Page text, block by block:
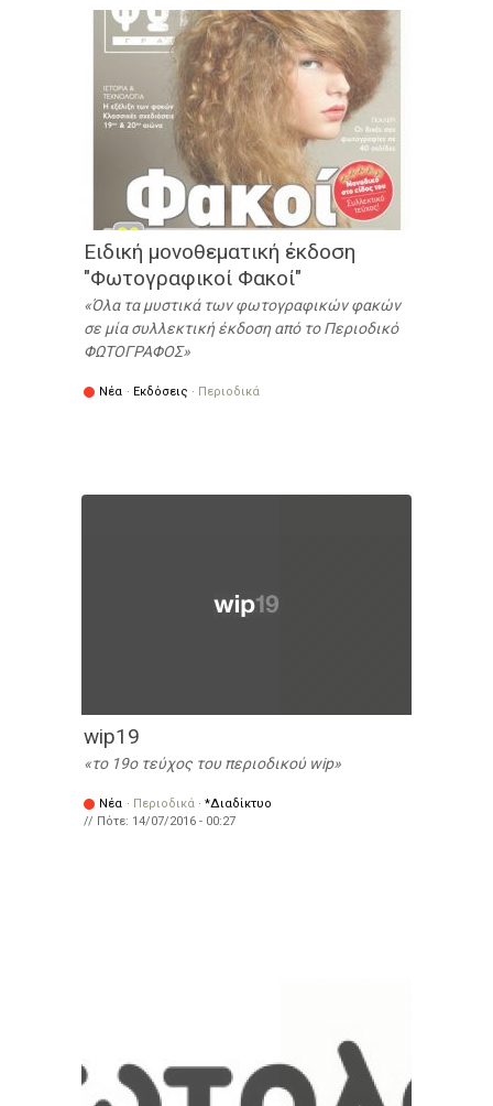
Ειδική μονοθεματική έκδοση
"Φωτογραφικοί Φακοί"
Όλα τα μυστικά των φωτογραφικών φακών
σε μία συλλεκτική έκδοση από το Περιοδικό
ΦΩΤΟΓΡΑΦΟΣ
Νέα · Εκδόσεις · Περιοδικά
wip19
το 19ο τεύχος του περιοδικού wip
Νέα · Περιοδικά · *Διαδίκτυο
// Πότε: 14/07/2016 - 00:27